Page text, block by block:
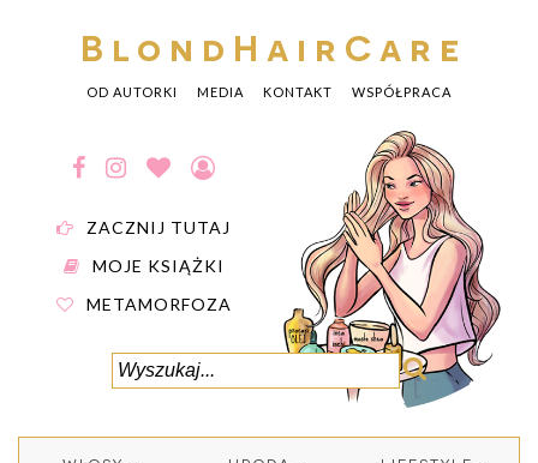
BlondHairCare
OD AUTORKI MEDIA KONTAKT WSPÓŁPRACA
ZACZNIJ TUTAJ
MOJE KSIĄŻKI
METAMORFOZA